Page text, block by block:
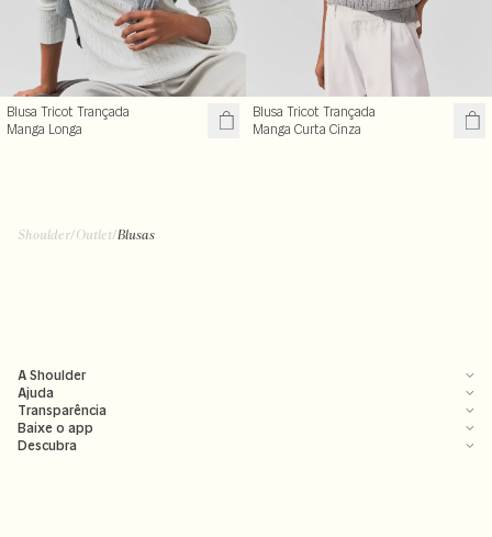
Blusa Tricot Trançada
Manga Longa
Blusa Tricot Trançada
Manga Curta Cinza
Shoulder/Outlet/Blusas
A Shoulder
Ajuda
Transparência
Baixe o app
Descubra